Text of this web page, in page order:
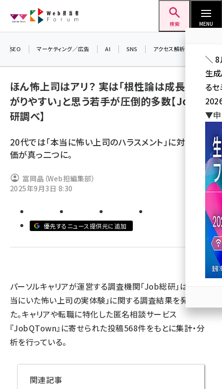
ン
検索 MENU
seo (3528)
youtube (2439)
セミナー (2308)
meo (1277)
SEO マーケティング／広告 AI SNS アクセス解析／データ分析
ほん怖上司はアリ？ 実は「根性論は成長に繋
がりやすい」と思う若手が圧倒的多数【Job総
研調べ】
20代では「本当に怖い上司のハラスメント」に対し、評
価が真っ二つに。
冨岡晶（Web担編集部）
2025年9月3日 8:30
優先するニュース提供元に追加
パーソルキャリアが運営する調査機関「Job総研」は、「本
当にいた怖い上司の実体験」に関する調査結果を発表し
た。キャリアや転職に特化した匿名相談サービス
『JobQTown』に寄せられた投稿568件をもとに集計・分
析を行っている。
関連記事
＼ 8
生
る
▼申